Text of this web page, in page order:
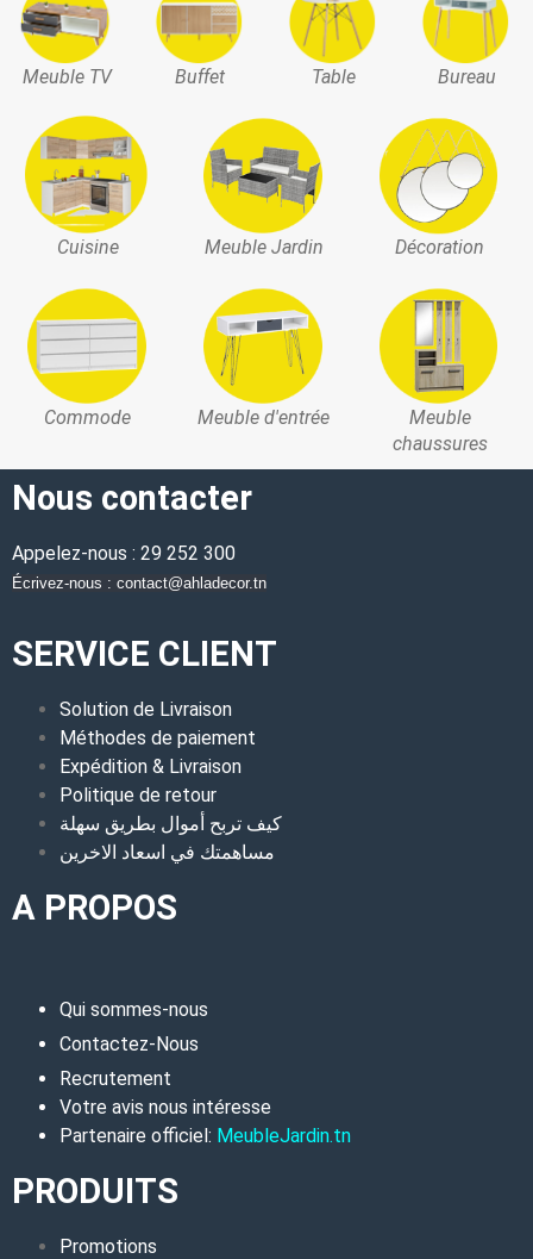
Meuble TV Buffet Table Bureau
Cuisine Meuble Jardin Décoration
Commode Meuble d'entrée
Meuble
chaussures
Nous contacter
Appelez-nous : 29 252 300
Écrivez-nous : contact@ahladecor.tn
SERVICE CLIENT
Solution de Livraison
Méthodes de paiement
Expédition & Livraison
Politique de retour
كيف تربح أموال بطريق سهلة
مساهمتك في اسعاد الاخرين
A PROPOS
Qui sommes-nous
Contactez-Nous
Recrutement
Votre avis nous intéresse
Partenaire officiel: MeubleJardin.tn
PRODUITS
Promotions